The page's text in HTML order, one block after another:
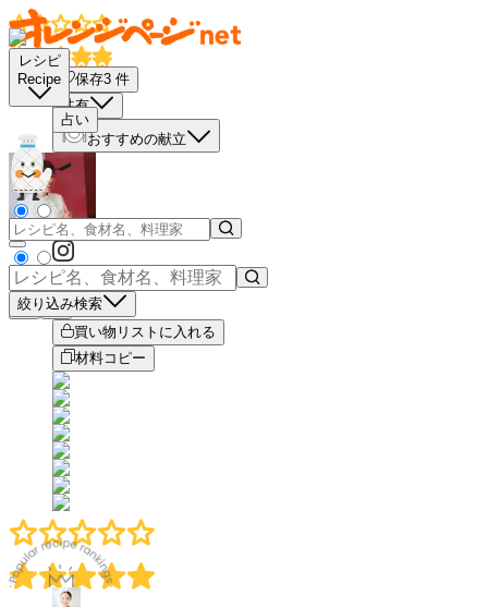
レシピ
Recipe
占い
絞り込み検索
保存3 件
共有
おすすめの献立
－
＋
買い物リストに入れる
材料コピー